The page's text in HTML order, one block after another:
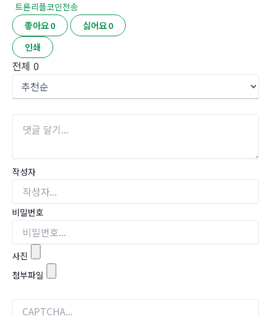
트론리플코인전송
좋아요0 싫어요0
인쇄
전체 0
작성자
비밀번호
사진
첨부파일